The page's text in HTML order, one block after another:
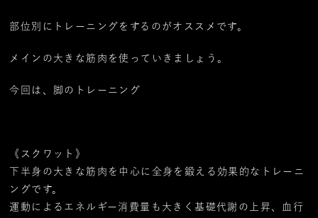
部位別にトレーニングをするのがオススメです。
メインの大きな筋肉を使っていきましょう。
今回は、脚のトレーニング
《スクワット》
下半身の大きな筋肉を中心に全身を鍛える効果的なトレーニ
ングです。
運動によるエネルギー消費量も大きく基礎代謝の上昇、血行